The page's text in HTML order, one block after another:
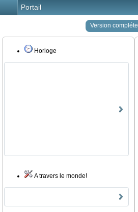
Portail
Version compléte
Horloge
A travers le monde!